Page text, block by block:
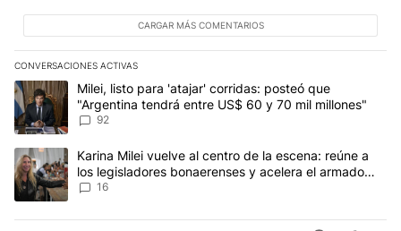
CARGAR MÁS COMENTARIOS
CONVERSACIONES ACTIVAS
Este listado muestra los artículos con más comentarios en los
Un artículo de tendencia con el título "Milei, listo para 'atajar'
Milei, listo para 'atajar' corridas: posteó que
"Argentina tendrá entre US$ 60 y 70 mil millones"
92
Un artículo de tendencia con el título "Karina Milei vuelve al
Karina Milei vuelve al centro de la escena: reúne a
los legisladores bonaerenses y acelera el armado
para 2027
16